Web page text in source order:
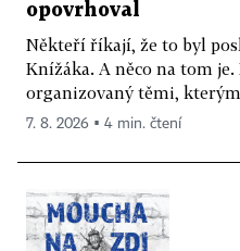
opovrhoval
Někteří říkají, že to byl
Knížáka. A něco na tom
organizovaný těmi,
7. 8. 2026 ▪ 4 min. čtení